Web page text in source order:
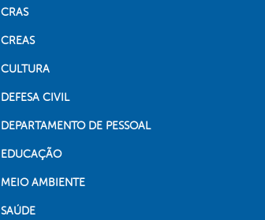
CRAS
CREAS
CULTURA
DEFESA CIVIL
DEPARTAMENTO DE PESSOAL
EDUCAÇÃO
MEIO AMBIENTE
SAÚDE